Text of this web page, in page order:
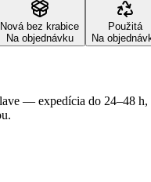
Nová bez krabice
Na objednávku
Použitá
Na
— expedícia do 24–48 h,